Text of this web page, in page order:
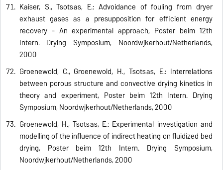
Kaiser, S., Tsotsas, E.: Advoidance of fouling from dryer
exhaust gases as a presupposition for efficient energy
recovery - An experimental approach, Poster beim 12th
Intern. Drying Symposium, Noordwijkerhout/Netherlands,
2000
Groenewold, C., Groenewold, H., Tsotsas, E.: Interrelations
between porous structure and convective drying kinetics in
theory and experiment, Poster beim 12th Intern. Drying
Symposium, Noordwijkerhout/Netherlands, 2000
Groenewold, H., Tsotsas, E.: Experimental investigation and
modelling of the influence of indirect heating on fluidized bed
drying, Poster beim 12th Intern. Drying Symposium,
Noordwijkerhout/Netherlands, 2000